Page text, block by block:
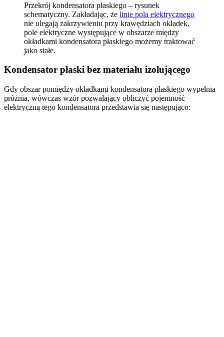
Przekrój kondensatora płaskiego – rysunek
schematyczny. Zakładając, że linie pola elektrycznego
nie ulegają zakrzywieniu przy krawędziach okładek,
pole elektryczne występujące w obszarze między
okładkami kondensatora płaskiego możemy traktować
jako stałe.
Kondensator płaski bez materiału izolującego
Gdy obszar pomiędzy okładkami kondensatora płaskiego wypełnia
próżnia, wówczas wzór pozwalający obliczyć pojemność
elektryczną tego kondensatora przedstawia się następująco: